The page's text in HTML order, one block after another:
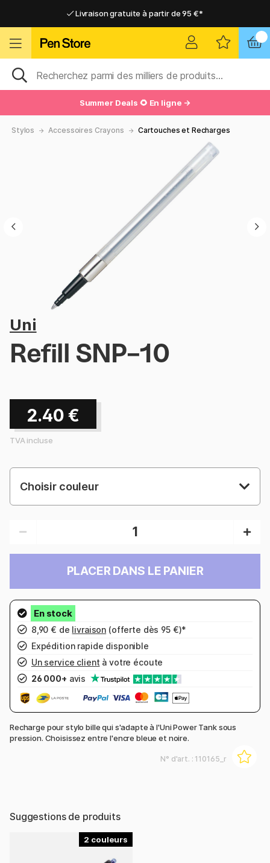
Livraison gratuite à partir de 95 €*
Livraison domicile ou point relais
Livraison gratuite à partir de 95 €*
Livraison domicile ou point relais
Summer Deals 🌻 En ligne →
Stylos Accessoires Crayons Cartouches et Recharges
Uni
Refill SNP-10
2.40 €
TVA incluse
Choisir couleur
PLACER DANS LE PANIER
8,90 € de livraison (offerte dès 95 €)*
Expédition rapide disponible
Un service client à votre écoute
26 000+ avis
Recharge pour stylo bille qui s'adapte à l'Uni Power Tank sous
pression. Choisissez entre l'encre bleue et noire.
N° d'art. : 110165_r
Suggestions de produits
2